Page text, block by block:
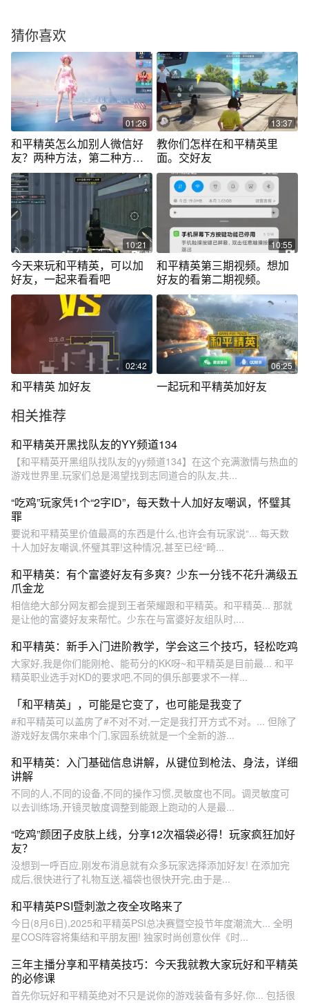
猜你喜欢
01:26
和平精英怎么加别人微信好
友？两种方法，第二种方法
简单直接
13:37
教你们怎样在和平精英里
面。交好友
10:21
今天来玩和平精英，可以加
好友，一起来看看吧
10:55
和平精英第三期视频。想加
好友的看第二期视频。
02:42
和平精英 加好友
06:25
一起玩和平精英加好友
相关推荐
和平精英开黑找队友的YY频道134
【和平精英开黑组队找队友的yy频道134】在这个充满激情与热血的
游戏世界里,玩家们总是渴望找到志同道合的队友,共...
“吃鸡”玩家凭1个“2字ID”，每天数十人加好友嘲讽，怀璧其
罪
要说和平精英里价值最高的东西是什么,也许会有玩家说“... 每天数
十人加好友嘲讽,怀璧其罪!这种情况,甚至已经“畸...
和平精英：有个富婆好友有多爽？少东一分钱不花升满级五
爪金龙
相信绝大部分网友都会提到王者荣耀跟和平精英。和平精英... 那就
是让他的富婆好友来帮忙。少东在与富婆好友组队时,...
和平精英：新手入门进阶教学，学会这三个技巧，轻松吃鸡
大家好,我是你们能刚枪、能苟分的KK呀~和平精英是目前最... 和平
精英职业选手对KD的要求吧,不同的俱乐部要求不一样...
「和平精英」，可能是它变了，也可能是我变了
#和平精英可以盖房了#不对不对,一定是我打开方式不对。... 但除了
游戏好友偶尔来串个门,家园系统就是一个全新的游...
和平精英：入门基础信息讲解，从键位到枪法、身法，详细
讲解
不同的人,不同的设备,不同的操作习惯,灵敏度也不同。调灵敏度可
以去训练场,开镜灵敏度调整到能跟上跑动的人是最...
“吃鸡”颜团子皮肤上线，分享12次福袋必得！玩家疯狂加好
友？
没想到一呼百应,刚发布消息就有众多玩家选择添加好友! 在添加完
成后,很快进行了礼物互送,福袋也很快开完,由于是...
和平精英PSI暨刺激之夜全攻略来了
今日(8月6日),2025和平精英PSI总决赛暨空投节年度潮流大... 全明
星COS阵容将集结和平朋友圈! 独家时尚创意伙伴《时...
三年主播分享和平精英技巧：今天我就教大家玩好和平精英
的必修课
首先你玩好和平精英绝对不只是说你的游戏装备有多好,你... 包括很